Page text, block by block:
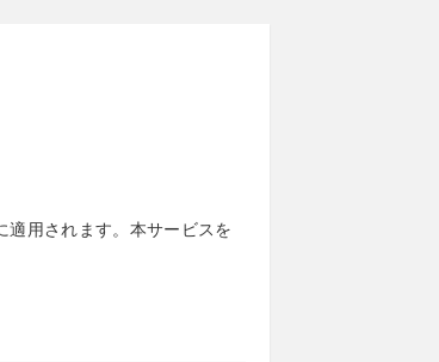
適用されます。本サービスを